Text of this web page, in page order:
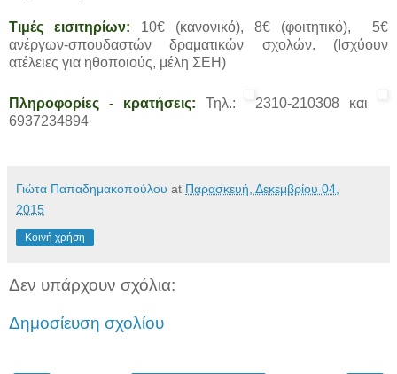
Τιμές εισιτηρίων:
10€ (κανονικό), 8€ (φοιτητικό), 5€
ανέργων-σπουδαστών δραματικών σχολών. (Ισχύουν
ατέλειες για ηθοποιούς, μέλη ΣΕΗ)
Πληροφορίες - κρατήσεις: Τηλ.: 2310-210308 και
6937234894
Γιώτα Παπαδημακοπούλου at Παρασκευή, Δεκεμβρίου 04,
2015
Κοινή χρήση
Δεν υπάρχουν σχόλια:
Δημοσίευση σχολίου